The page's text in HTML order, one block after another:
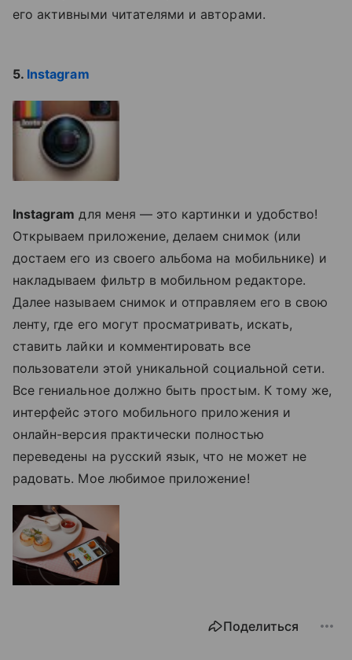
его активными читателями и авторами.
5. Instagram
Instagram для меня — это картинки и удобство!
Открываем приложение, делаем снимок (или
достаем его из своего альбома на мобильнике) и
накладываем фильтр в мобильном редакторе.
Далее называем снимок и отправляем его в свою
ленту, где его могут просматривать, искать,
ставить лайки и комментировать все
пользователи этой уникальной социальной сети.
Все гениальное должно быть простым. К тому же,
интерфейс этого мобильного приложения и
онлайн-версия практически полностью
переведены на русский язык, что не может не
радовать. Мое любимое приложение!
Поделиться